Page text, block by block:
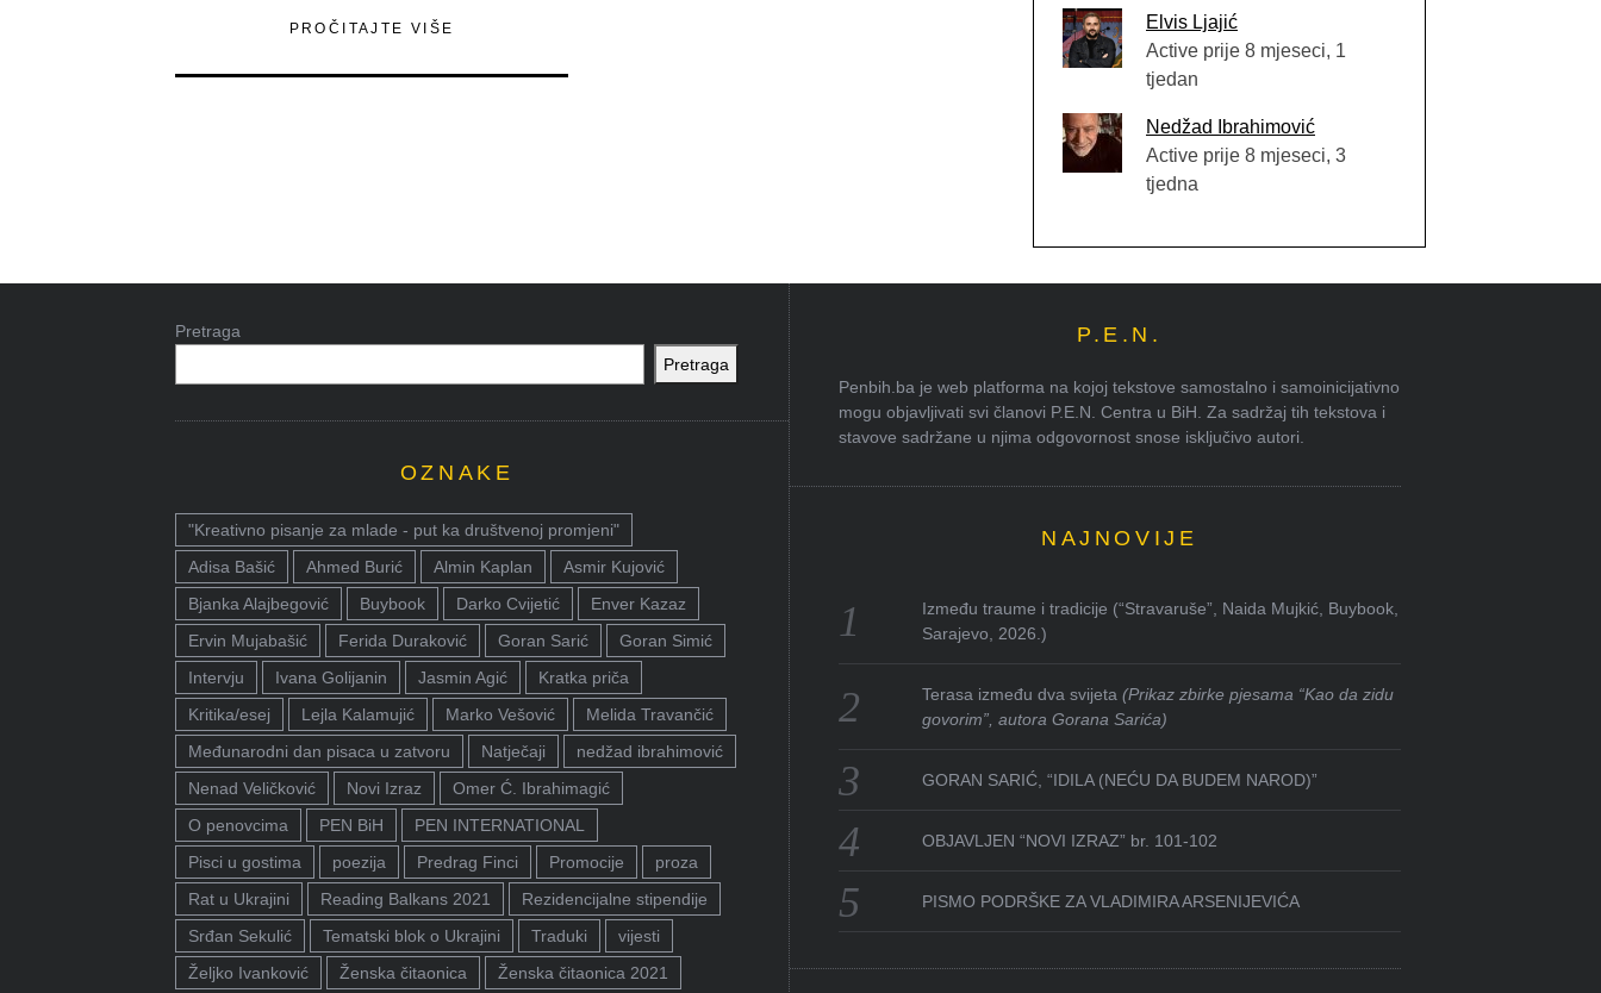
PROČITAJTE VIŠE
Elvis Ljajić
Active prije 8 mjeseci, 1
tjedan
Nedžad Ibrahimović
Active prije 8 mjeseci, 3
tjedna
Pretraga
Pretraga
OZNAKE
"Kreativno pisanje za mlade - put ka društvenoj promjeni"
Adisa Bašić
Ahmed Burić Almin Kaplan
Asmir Kujović
Bjanka Alajbegović
Buybook Darko Cvijetić
Enver Kazaz
Ervin Mujabašić
Ferida Duraković Goran Sarić
Goran Simić
Intervju
Ivana Golijanin Jasmin Agić
Kratka priča
Kritika/esej
Lejla Kalamujić Marko Vešović
Melida Travančić
Međunarodni dan pisaca u zatvoru
Natječaji
nedžad ibrahimović
Nenad Veličković
Novi Izraz
Omer Ć. Ibrahimagić
O penovcima
PEN BiH
PEN INTERNATIONAL
Pisci u gostima
poezija Predrag Finci Promocije
proza
Rat u Ukrajini
Reading Balkans 2021
Rezidencijalne stipendije
Srđan Sekulić
Tematski blok o Ukrajini Traduki
vijesti
Željko Ivanković
Ženska čitaonica Ženska čitaonica 2021
P.E.N.
Penbih.ba je web platforma na kojoj tekstove samostalno i samoinicijativno
mogu objavljivati svi članovi P.E.N. Centra u BiH. Za sadržaj tih tekstova i
stavove sadržane u njima odgovornost snose isključivo autori.
NAJNOVIJE
Između traume i tradicije (“Stravaruše”, Naida Mujkić, Buybook,
Sarajevo, 2026.)
Terasa između dva svijeta(Prikaz zbirke pjesama “Kao da zidu
govorim”, autora Gorana Sarića)
GORAN SARIĆ, “IDILA (NEĆU DA BUDEM NAROD)”
OBJAVLJEN “NOVI IZRAZ” br. 101-102
PISMO PODRŠKE ZA VLADIMIRA ARSENIJEVIĆA